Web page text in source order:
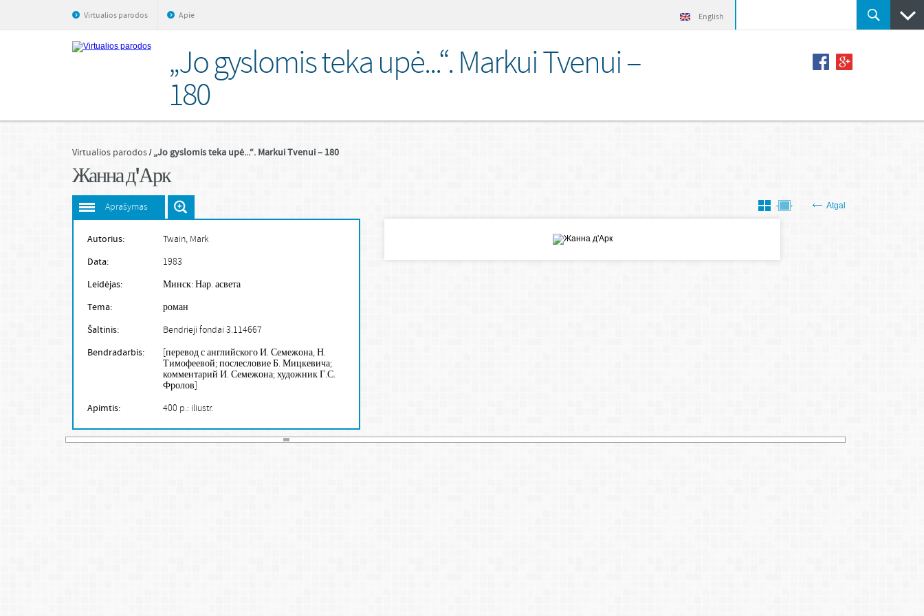
English
Virtualios parodos Apie
„Jo gyslomis teka upė...“. Markui Tvenui –
180
Virtualios parodos „Jo gyslomis teka upė...“. Markui Tvenui – 180
Жанна д'Арк
Aprašymas Atgal
Autorius: Twain, Mark
Data: 1983
Leidėjas: Минск: Нар. асвета
Tema: роман
Šaltinis: Bendrieji fondai 3.114667
Bendradarbis:
[перевод с английского И. Семежона, Н.
Тимофеевой; послесловие Б. Мицкевича;
комментарий И. Семежона; художник Г.С.
Фролов]
Apimtis: 400 p.: iliustr.